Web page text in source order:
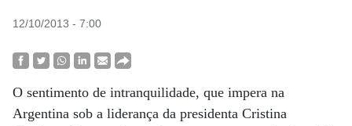
12/10/2013 - 7:00
O sentimento de intranquilidade, que impera na
Argentina sob a liderança da presidenta Cristina